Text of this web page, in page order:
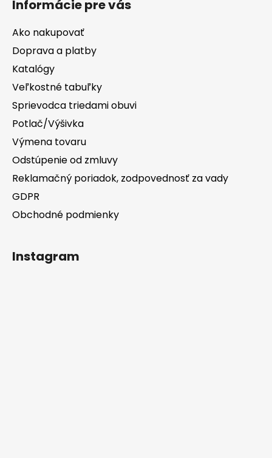
Informácie pre vás
Ako nakupovať
Doprava a platby
Katalógy
Veľkostné tabuľky
Sprievodca triedami obuvi
Potlač/Výšivka
Výmena tovaru
Odstúpenie od zmluvy
Reklamačný poriadok, zodpovednosť za vady
GDPR
Obchodné podmienky
Instagram